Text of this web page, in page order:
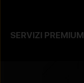
SERVIZI PREMIUM